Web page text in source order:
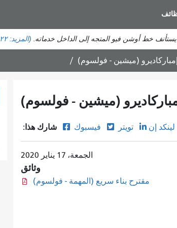
المحتوى
الرئيسي
خط أوشن فيو المتجه إلى الداخل خدماته. (المزيد:٢٢ حالة تأخير
(ميشين - فولسوم)
(ميشين - فولسوم)
شارك هذا: فيسبوك تويتر لينكد إن
الجمعة، 17 يناير 2020
وثائق
مقترح بناء سريع (المهمة - فولسوم)